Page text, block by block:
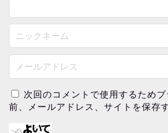
次回のコメントで使用するため
前、メールアドレス、サイトを保存す